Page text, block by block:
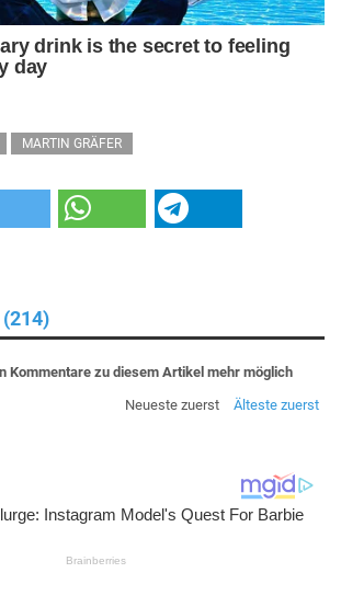
MARTIN GRÄFER
(214)
Kommentare zu diesem Artikel mehr möglich
Neueste zuerst
Älteste zuerst